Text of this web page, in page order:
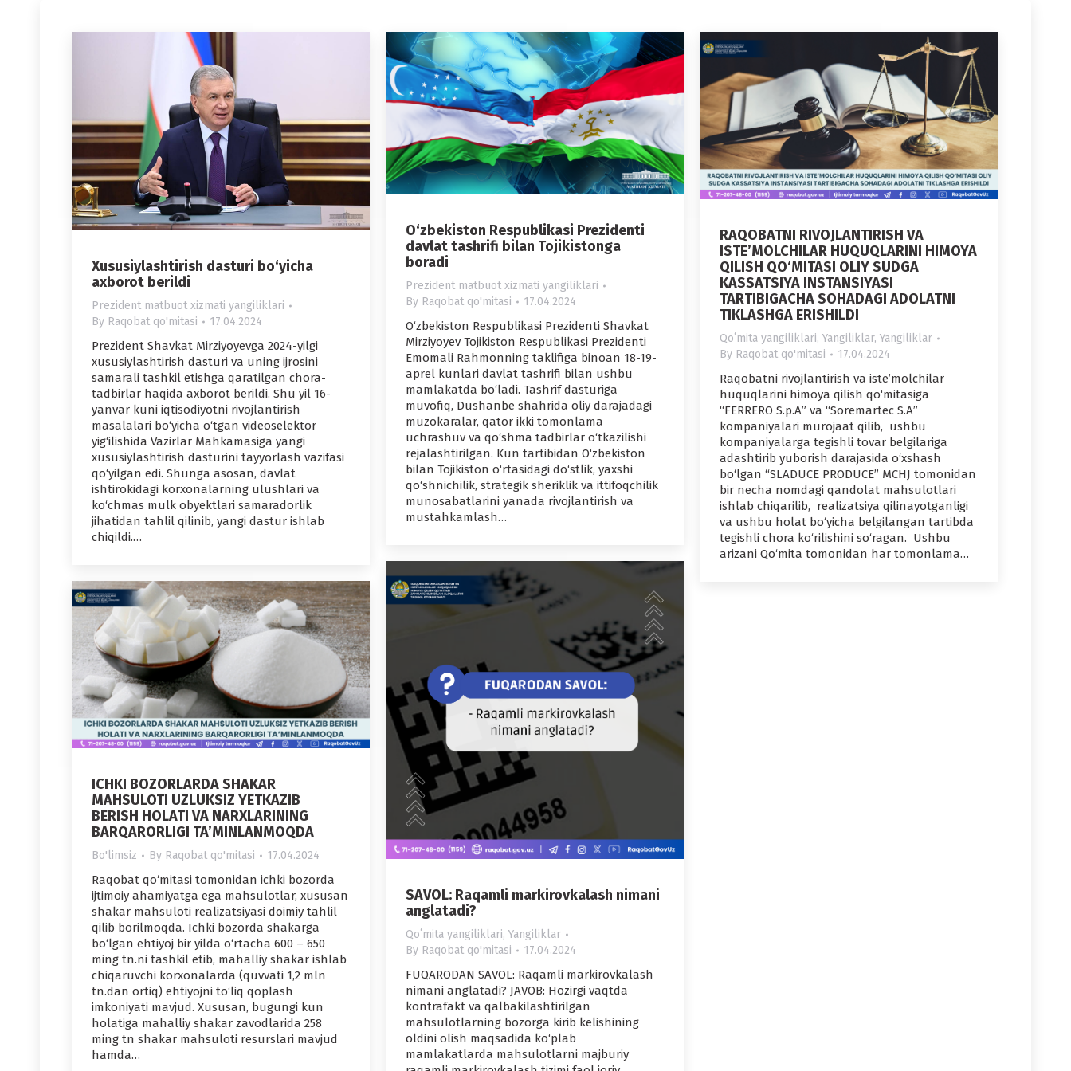
Xususiylashtirish dasturi bo‘yicha
axborot berildi
Prezident matbuot xizmati yangiliklari
By Raqobat qo'mitasi 17.04.2024
Prezident Shavkat Mirziyoyevga 2024-yilgi
xususiylashtirish dasturi va uning ijrosini
samarali tashkil etishga qaratilgan chora-
tadbirlar haqida axborot berildi. Shu yil 16-
yanvar kuni iqtisodiyotni rivojlantirish
masalalari bo‘yicha o‘tgan videoselektor
yig‘ilishida Vazirlar Mahkamasiga yangi
xususiylashtirish dasturini tayyorlash vazifasi
qo‘yilgan edi. Shunga asosan, davlat
ishtirokidagi korxonalarning ulushlari va
ko‘chmas mulk obyektlari samaradorlik
jihatidan tahlil qilinib, yangi dastur ishlab
chiqildi.…
O‘zbekiston Respublikasi Prezidenti
davlat tashrifi bilan Tojikistonga
boradi
Prezident matbuot xizmati yangiliklari
By Raqobat qo'mitasi 17.04.2024
O‘zbekiston Respublikasi Prezidenti Shavkat
Mirziyoyev Tojikiston Respublikasi Prezidenti
Emomali Rahmonning taklifiga binoan 18-19-
aprel kunlari davlat tashrifi bilan ushbu
mamlakatda bo‘ladi. Tashrif dasturiga
muvofiq, Dushanbe shahrida oliy darajadagi
muzokaralar, qator ikki tomonlama
uchrashuv va qo‘shma tadbirlar o‘tkazilishi
rejalashtirilgan. Kun tartibidan O‘zbekiston
bilan Tojikiston o‘rtasidagi do‘stlik, yaxshi
qo‘shnichilik, strategik sheriklik va ittifoqchilik
munosabatlarini yanada rivojlantirish va
mustahkamlash…
RAQOBATNI RIVOJLANTIRISH VA
ISTE’MOLCHILAR HUQUQLARINI HIMOYA
QILISH QO‘MITASI OLIY SUDGA
KASSATSIYA INSTANSIYASI
TARTIBIGACHA SOHADAGI ADOLATNI
TIKLASHGA ERISHILDI
Qoʻmita yangiliklari, Yangiliklar, Yangiliklar
By Raqobat qo'mitasi 17.04.2024
Raqobatni rivojlantirish va iste’molchilar
huquqlarini himoya qilish qo‘mitasiga
“FERRERO S.p.A” va “Soremartec S.A”
kompaniyalari murojaat qilib, ushbu
kompaniyalarga tegishli tovar belgilariga
adashtirib yuborish darajasida o‘xshash
bo‘lgan “SLADUCE PRODUCE” MCHJ tomonidan
bir necha nomdagi qandolat mahsulotlari
ishlab chiqarilib, realizatsiya qilinayotganligi
va ushbu holat bo‘yicha belgilangan tartibda
tegishli chora ko‘rilishini so‘ragan. Ushbu
arizani Qo‘mita tomonidan har tomonlama…
SAVOL: Raqamli markirovkalash nimani
anglatadi?
Qoʻmita yangiliklari, Yangiliklar
By Raqobat qo'mitasi 17.04.2024
FUQARODAN SAVOL: Raqamli markirovkalash
nimani anglatadi? JAVOB: Hozirgi vaqtda
kontrafakt va qalbakilashtirilgan
mahsulotlarning bozorga kirib kelishining
oldini olish maqsadida ko‘plab
mamlakatlarda mahsulotlarni majburiy
ICHKI BOZORLARDA SHAKAR
MAHSULOTI UZLUKSIZ YETKAZIB
BERISH HOLATI VA NARXLARINING
BARQARORLIGI TA’MINLANMOQDA
Bo'limsiz By Raqobat qo'mitasi 17.04.2024
Raqobat qo‘mitasi tomonidan ichki bozorda
ijtimoiy ahamiyatga ega mahsulotlar, xususan
shakar mahsuloti realizatsiyasi doimiy tahlil
qilib borilmoqda. Ichki bozorda shakarga
bo‘lgan ehtiyoj bir yilda o‘rtacha 600 – 650
ming tn.ni tashkil etib, mahalliy shakar ishlab
chiqaruvchi korxonalarda (quvvati 1,2 mln
tn.dan ortiq) ehtiyojni to‘liq qoplash
imkoniyati mavjud. Xususan, bugungi kun
holatiga mahalliy shakar zavodlarida 258
ming tn shakar mahsuloti resurslari mavjud
hamda…